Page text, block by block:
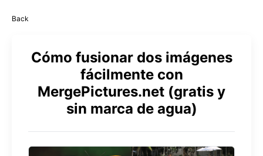
Back
Cómo fusionar dos imágenes
fácilmente con
MergePictures.net (gratis y
sin marca de agua)